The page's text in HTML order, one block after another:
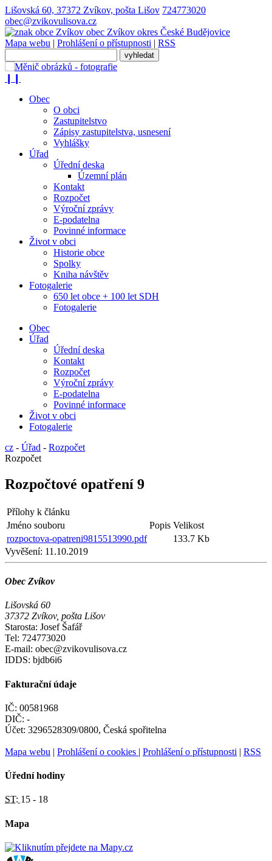
Lišovská 60, 37372 Zvíkov, pošta Lišov 724773020
obec@zvikovulisova.cz
obec Zvíkov okres České Budějovice
Mapa webu | Prohlášení o přístupnosti | RSS
Obec
O obci
Zastupitelstvo
Zápisy zastupitelstva, usnesení
Vyhlášky
Úřad
Úřední deska
Územní plán
Kontakt
Rozpočet
Výroční zprávy
E-podatelna
Povinné informace
Život v obci
Historie obce
Spolky
Kniha návštěv
Fotogalerie
650 let obce + 100 let SDH
Fotogalerie
Obec
Úřad
Úřední deska
Kontakt
Rozpočet
Výroční zprávy
E-podatelna
Povinné informace
Život v obci
Fotogalerie
cz - Úřad - Rozpočet
Rozpočet
Rozpočtové opatření 9
Přílohy k článku
Jméno souboru
Popis Velikost
rozpoctova-opatreni9815513990.pdf
133.7 Kb
Vyvěšení: 11.10.2019
Obec Zvíkov
Lišovská 60
37372 Zvíkov, pošta Lišov
Starosta: Josef Šafář
Tel: 724773020
E-mail: obec@zvikovulisova.cz
IDDS: bjdb6i6
Fakturační údaje
IČ: 00581968
DIČ: -
Účet: 3296528309/0800, Česká spořitelna
Mapa webu | Prohlášení o cookies | Prohlášení o přístupnosti | RSS
Úřední hodiny
ST: 15 - 18
Mapa